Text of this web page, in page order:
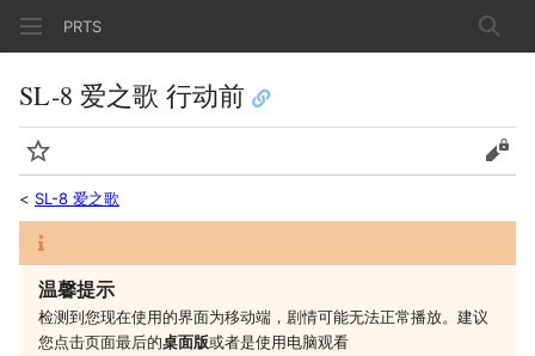
PRTS 搜索
SL-8 爱之歌 行动前
监视
查看
< SL-8 爱之歌
温馨提示
检测到您现在使用的界面为移动端，剧情可能无法正常播放。建议
您点击页面最后的桌面版或者是使用电脑观看